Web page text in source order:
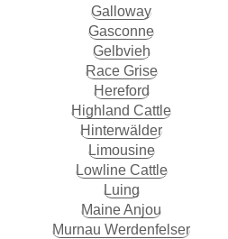
Galloway
Gasconne
Gelbvieh
Race Grise
Hereford
Highland Cattle
Hinterwälder
Limousine
Lowline Cattle
Luing
Maine Anjou
Murnau Werdenfelser